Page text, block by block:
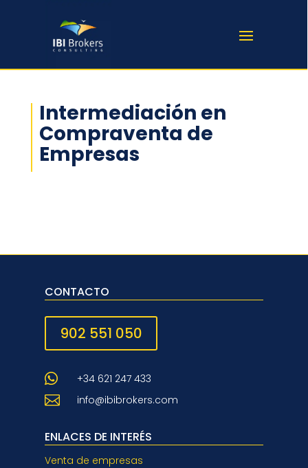
Intermediación en
Compraventa de
Empresas
CONTACTO
902 551 050
 +34 621 247 433
 info@ibibrokers.com
ENLACES DE INTERÉS
Venta de empresas